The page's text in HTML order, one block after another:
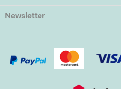
Newsletter